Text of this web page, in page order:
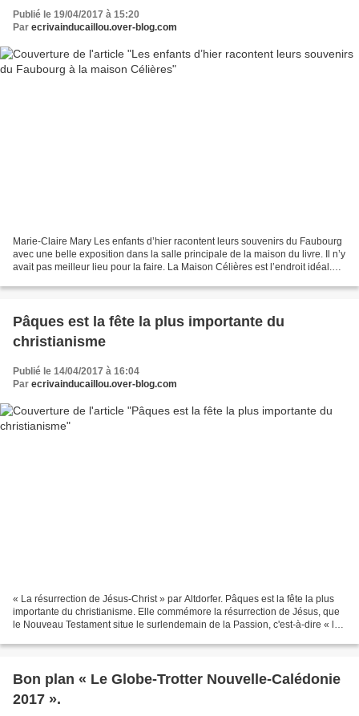
Publié le 19/04/2017 à 15:20
Par ecrivainducaillou.over-blog.com
Marie-Claire Mary Les enfants d’hier racontent leurs souvenirs du Faubourg
avec une belle exposition dans la salle principale de la maison du livre. Il n’y
avait pas meilleur lieu pour la faire. La Maison Célières est l’endroit idéal.
Pâques est la fête la plus importante du
christianisme
Publié le 14/04/2017 à 16:04
Par ecrivainducaillou.over-blog.com
« La résurrection de Jésus-Christ » par Altdorfer. Pâques est la fête la plus
importante du christianisme. Elle commémore la résurrection de Jésus, que
le Nouveau Testament situe le surlendemain de la Passion, c'est-à-dire « le
Bon plan « Le Globe-Trotter Nouvelle-Calédonie
2017 ».